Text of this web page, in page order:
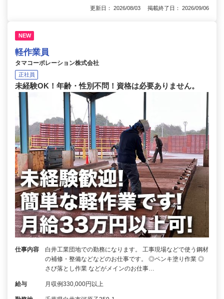
更新日： 2026/08/03 掲載終了日： 2026/09/06
NEW
軽作業員
タマコーポレーション株式会社
正社員
未経験OK！年齢・性別不問！資格は必要ありません。
仕事内容
白井工業団地での勤務になります。 工事現場などで使う鋼材
の補修・整備などなどのお仕事です。 ◎ペンキ塗り作業 ◎
さび落とし作業 などがメインのお仕事…
給与 月収例330,000円以上